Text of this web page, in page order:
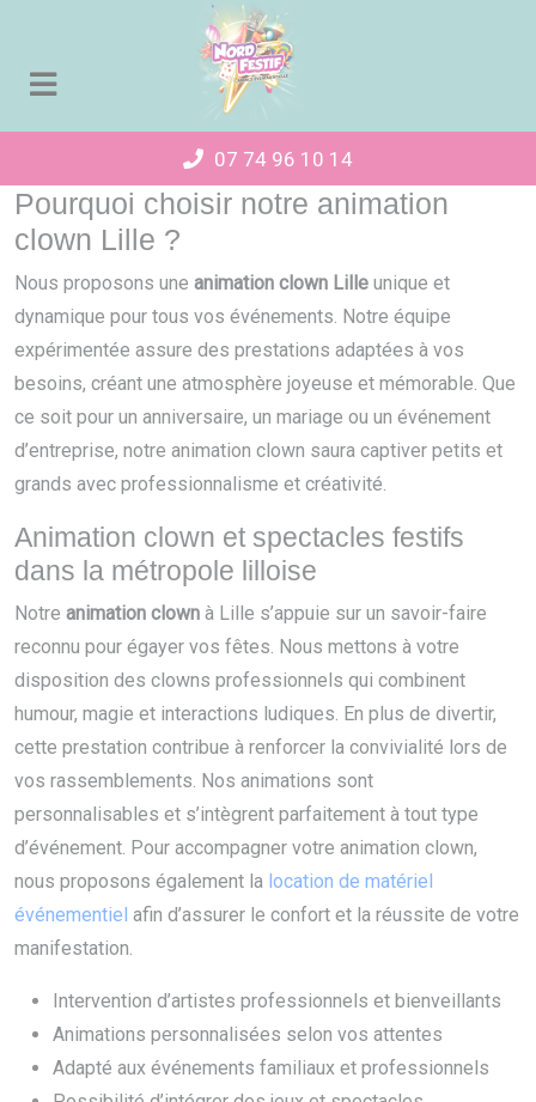
07 74 96 10 14
Pourquoi choisir notre animation
clown Lille ?
Nous proposons une animation clown Lille unique et
dynamique pour tous vos événements. Notre équipe
expérimentée assure des prestations adaptées à vos
besoins, créant une atmosphère joyeuse et mémorable. Que
ce soit pour un anniversaire, un mariage ou un événement
d’entreprise, notre animation clown saura captiver petits et
grands avec professionnalisme et créativité.
Animation clown et spectacles festifs
dans la métropole lilloise
Notre animation clown à Lille s’appuie sur un savoir-faire
reconnu pour égayer vos fêtes. Nous mettons à votre
disposition des clowns professionnels qui combinent
humour, magie et interactions ludiques. En plus de divertir,
cette prestation contribue à renforcer la convivialité lors de
vos rassemblements. Nos animations sont
personnalisables et s’intègrent parfaitement à tout type
d’événement. Pour accompagner votre animation clown,
nous proposons également la location de matériel
événementiel afin d’assurer le confort et la réussite de votre
manifestation.
Intervention d’artistes professionnels et bienveillants
Animations personnalisées selon vos attentes
Adapté aux événements familiaux et professionnels
Panneau de gestion des cookies